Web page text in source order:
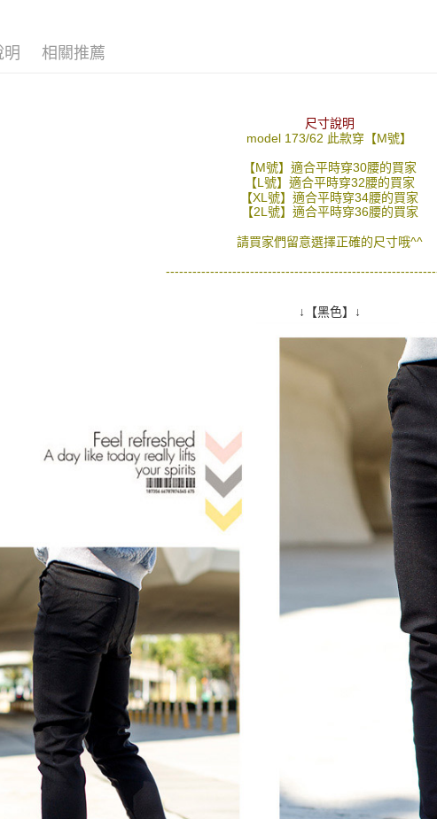
※ 請注意：結帳手
絡購買商品的店家
※ 交易是否成功請
是否繳費成功／繳
付客戶支援中心」
１．透過由恩沛科
求債權轉讓予恩沛
https://aftee.tw/
「AFTEE先享後付
４．使用「
即時審查核予不
結果請求用戶進行
５．嚴禁一人註冊
形，恩沛科技股份
7-11付款取貨
先付款後7-11取貨
每筆NT$80，滿
宅配
明 相關推薦
尺寸說明
model 173/62 此款穿【M號】
【M號】適合平時穿30腰的買家
【L號】適合平時穿32腰的買家
【XL號】適合平時穿34腰的買家
【2L號】適合平時穿36腰的買家
請買家們留意選擇正確的尺寸哦^^
↓【黑色】↓